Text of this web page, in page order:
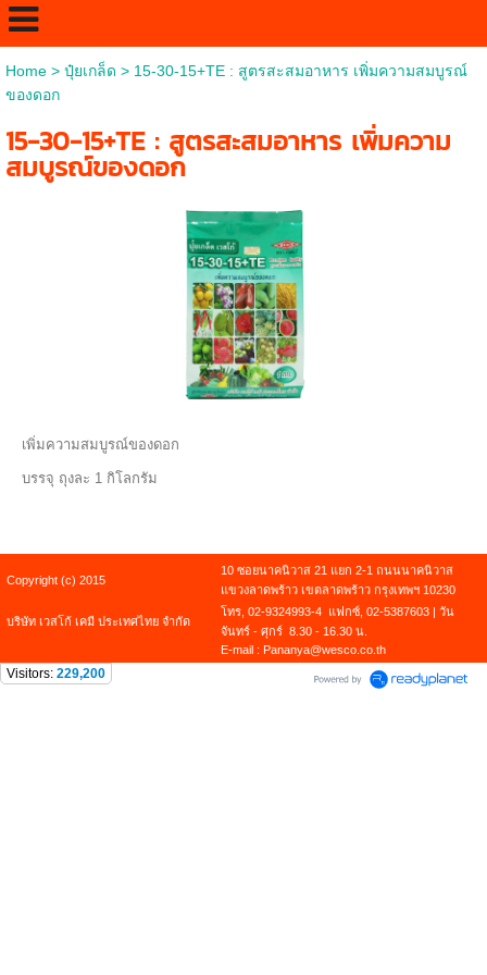
Home> ปุ๋ยเกล็ด > 15-30-15+TE : สูตรสะสมอาหาร เพิ่มความสมบูรณ์
ของดอก
15-30-15+TE : สูตรสะสมอาหาร เพิ่มความ
สมบูรณ์ของดอก
เพิ่มความสมบูรณ์ของดอก
บรรจุ ถุงละ 1 กิโลกรัม
Copyright (c) 2015
10 ซอยนาคนิวาส 21 แยก 2-1 ถนนนาคนิวาส
แขวงลาดพร้าว เขตลาดพร้าว กรุงเทพฯ 10230
บริษัท เวสโก้ เคมี ประเทศไทย จำกัด
โทร, 02-9324993-4 แฟกซ์, 02-5387603 | วัน
จันทร์ - ศุกร์ 8.30 - 16.30 น.
E-mail : Pananya@wesco.co.th
Visitors: 229,200